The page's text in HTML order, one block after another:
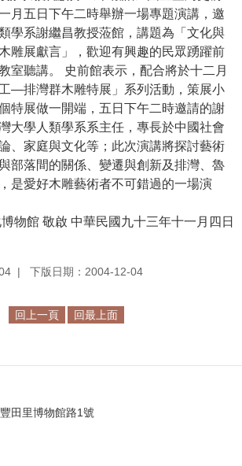
月五日下午二時舉辦一場專題演講，邀
學系謝繼昌教授蒞館，講題為「文化與
雕展獻言」，歡迎有興趣的民眾踴躍前
室聽講。 史前館表示，配合將於十二月
—排灣群木雕特展」系列活動，策展小
特展做一開端，五日下午二時邀請的謝
大學人類學系系主任，專長於中國社會
、家庭與文化等；此次演講將探討藝術
部落間的關係、變遷與創新及排灣、魯
是愛好木雕藝術者不可錯過的一場演
物館 敬啟 中華民國九十三年十一月四日
下版日期：2004-12-04
回上一頁 回最上面
田里博物館路1號